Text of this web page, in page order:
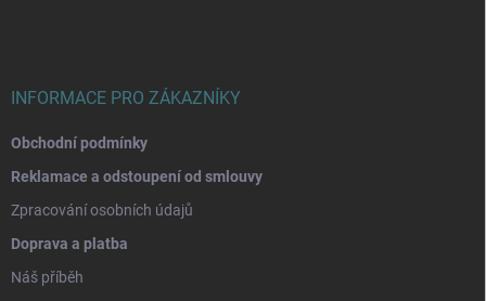
INFORMACE PRO ZÁKAZNÍKY
Obchodní podmínky
Reklamace a odstoupení od smlouvy
Zpracování osobních údajů
Doprava a platba
Náš příběh